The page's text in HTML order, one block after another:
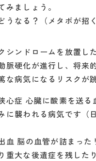
みましょう。
うなる？（メタボが招
シンドロームを放置し
脈硬化が進行し、将来
な病気になるリスクが
心症 心臓に酸素を送る
に襲われる病気です（
血 脳の血管が詰まった
重大な後遺症を残した